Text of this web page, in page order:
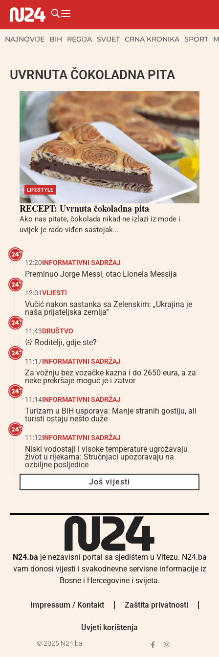
NAJNOVIJE BIH REGIJA SVIJET CRNA KRONIKA SPORT
UVRNUTA ČOKOLADNA PITA
LIFESTYLE
RECEPT: Uvrnuta čokoladna pita
Ako nas pitate, čokolada nikad ne izlazi iz mode i
uvijek je rado viđen sastojak...
12:20INFORMATIVNI SADRŽAJ
Preminuo Jorge Messi, otac Lionela Messija
12:01VIJESTI
Vučić nakon sastanka sa Zelenskim: „Ukrajina je
naša prijateljska zemlja“
11:43DRUŠTVO
🚨 Roditelji, gdje ste?
11:17INFORMATIVNI SADRŽAJ
Za vožnju bez vozačke kazna i do 2650 eura, a za
neke prekršaje moguć je i zatvor
11:14INFORMATIVNI SADRŽAJ
Turizam u BiH usporava: Manje stranih gostiju, ali
turisti ostaju nešto duže
11:12INFORMATIVNI SADRŽAJ
Niski vodostaji i visoke temperature ugrožavaju
život u rijekama: Stručnjaci upozoravaju na
ozbiljne posljedice
Još vijesti
N24.ba je nezavisni portal sa sjedištem u Vitezu. N24.ba
vam donosi vijesti i svakodnevne servisne informacije iz
Bosne i Hercegovine i svijeta.
Impressum / Kontakt Zaštita privatnosti
Uvjeti korištenja
© 2025 N24.ba